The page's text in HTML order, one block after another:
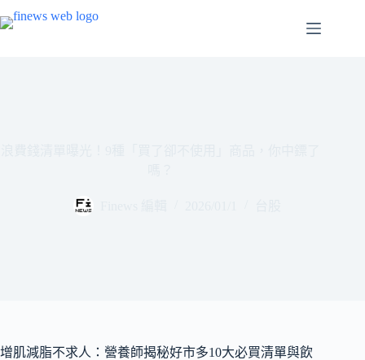
至
增肌減脂不求人：營養師揭秘好市多10大必買清單與飲